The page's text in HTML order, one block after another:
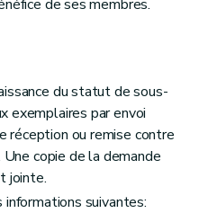
de ses membres.
du statut de sous-
exemplaires par envoi
réception ou remise contre
copie de la demande
jointe.
suivantes: